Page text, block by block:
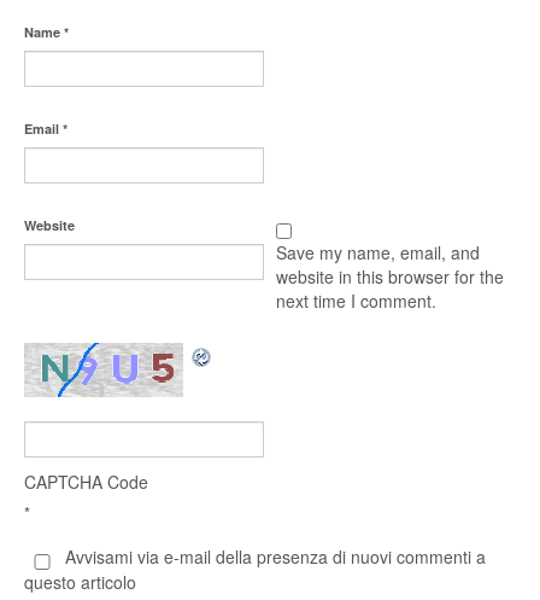
Name *
Email *
Website
Save my name, email, and
website in this browser for the
next time I comment.
CAPTCHA Code
*
Avvisami via e-mail della presenza di nuovi commenti a
questo articolo